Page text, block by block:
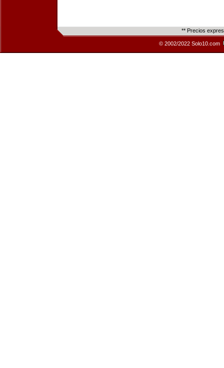
** Precios
© 2002/2022 Solo10.com